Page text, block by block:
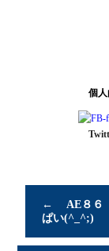
個
←
AE８６
ぱい(^_^;)